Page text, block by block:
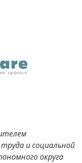
и социальной
округа